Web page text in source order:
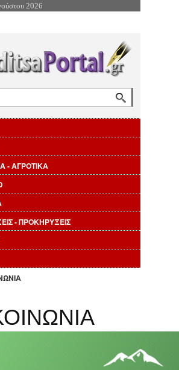
στην Πλοήγηση
2026
- ΑΓΡΟΤΙΚΑ
- ΠΡΟΚΗΡΥΞΕΙΣ